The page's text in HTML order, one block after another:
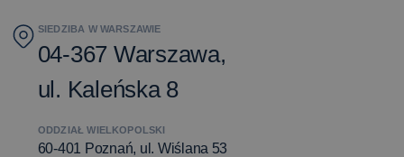
SIEDZIBA W WARSZAWIE
04-367 Warszawa,
ul. Kaleńska 8
ODDZIAŁ WIELKOPOLSKI
60-401 Poznań, ul. Wiślana 53